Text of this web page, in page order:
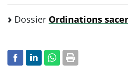
Dossier Ordinations